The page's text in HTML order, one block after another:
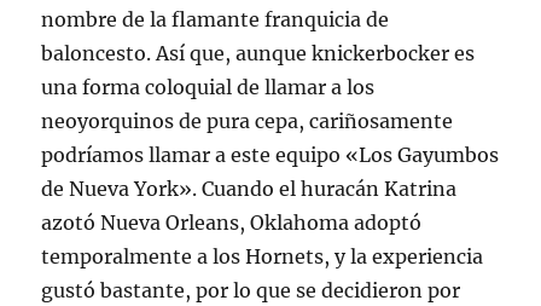
nombre de la flamante franquicia de
baloncesto. Así que, aunque knickerbocker es
una forma coloquial de llamar a los
neoyorquinos de pura cepa, cariñosamente
podríamos llamar a este equipo «Los Gayumbos
de Nueva York». Cuando el huracán Katrina
azotó Nueva Orleans, Oklahoma adoptó
temporalmente a los Hornets, y la experiencia
gustó bastante, por lo que se decidieron por